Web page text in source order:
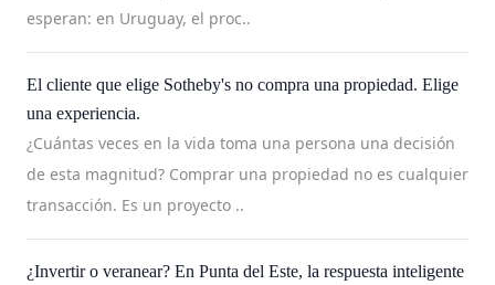
esperan: en Uruguay, el proc..
El cliente que elige Sotheby's no compra una propiedad. Elige
una experiencia.
¿Cuántas veces en la vida toma una persona una decisión
de esta magnitud? Comprar una propiedad no es cualquier
transacción. Es un proyecto ..
¿Invertir o veranear? En Punta del Este, la respuesta inteligente